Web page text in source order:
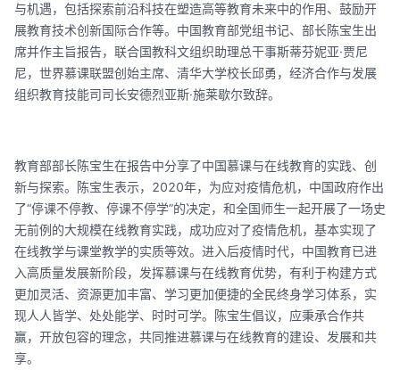
与机遇，包括探索前沿科技在塑造高等教育未来中的作用、鼓励开
展教育技术创新国际合作等。中国教育部党组书记、部长陈宝生出
席并作主旨报告，联合国教科文组织助理总干事斯蒂芬妮亚·贾尼
尼，世界慕课联盟创始主席、清华大学校长邱勇，经济合作与发展
组织教育技能司司长安德烈亚斯·施莱歇尔致辞。
教育部部长陈宝生在报告中分享了中国慕课与在线教育的实践、创
新与探索。陈宝生表示，2020年，为应对疫情危机，中国政府作出
了“停课不停教、停课不停学”的决定，和全国师生一起开展了一场史
无前例的大规模在线教育实践，成功应对了疫情危机，基本实现了
在线教学与课堂教学的实质等效。进入后疫情时代，中国教育已进
入高质量发展新阶段，发挥慕课与在线教育优势，有利于构建方式
更加灵活、资源更加丰富、学习更加便捷的全民终身学习体系，实
现人人皆学、处处能学、时时可学。陈宝生倡议，应秉承合作共
赢，开放包容的理念，共同推进慕课与在线教育的建设、发展和共
享。